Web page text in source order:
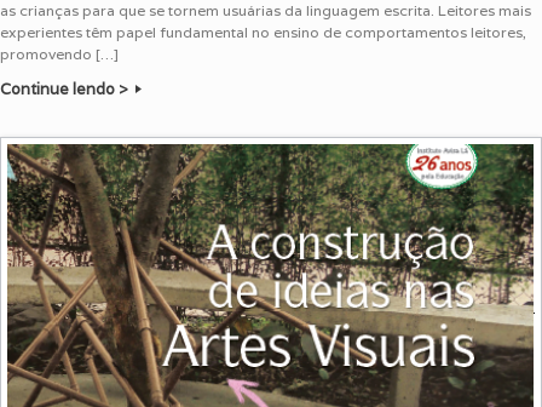
as crianças para que se tornem usuárias da linguagem escrita. Leitores mais
experientes têm papel fundamental no ensino de comportamentos leitores,
promovendo […]
Continue lendo >